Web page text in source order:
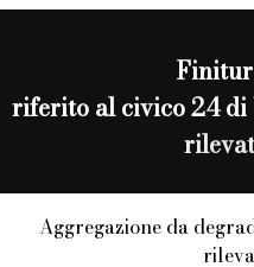
riferito al civico 24
Aggregazione da